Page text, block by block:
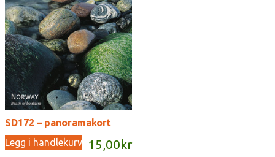
SD172 – panoramakort
15,00 kr
Legg i handlekurv